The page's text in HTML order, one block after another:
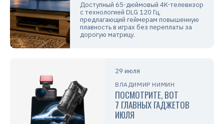
Доступный 65-дюймовый 4K-телевизор
с технологией DLG 120 Гц,
предлагающий геймерам повышенную
плавность в играх без переплаты за
дорогую матрицу.
29 июля
ВЛАДИМИР НИМИН
ПОСМОТРИТЕ, ВОТ
7 ГЛАВНЫХ ГАДЖЕТОВ
ИЮЛЯ